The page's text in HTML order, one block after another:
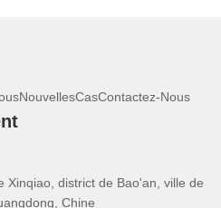
NouvellesCasContactez-Nous
Xinqiao, district de Bao'an, ville de
Chine